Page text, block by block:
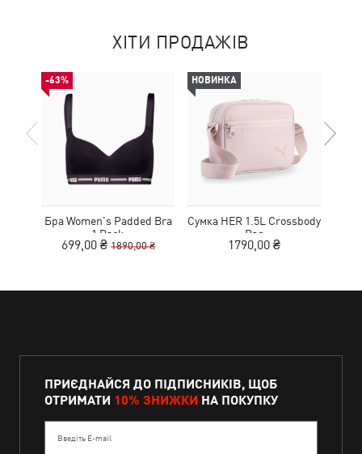
ХІТИ ПРОДАЖІВ
-63%
Бра Women's Padded Bra
1 Pack
699,00 ₴ 1890,00 ₴
НОВИНКА
Сумка HER 1.5L Crossbody
Bag
1790,00 ₴
ПРИЄДНАЙСЯ ДО ПІДПИСНИКІВ, ЩОБ
ОТРИМАТИ 10% ЗНИЖКИ НА ПОКУПКУ
Введіть E-mail